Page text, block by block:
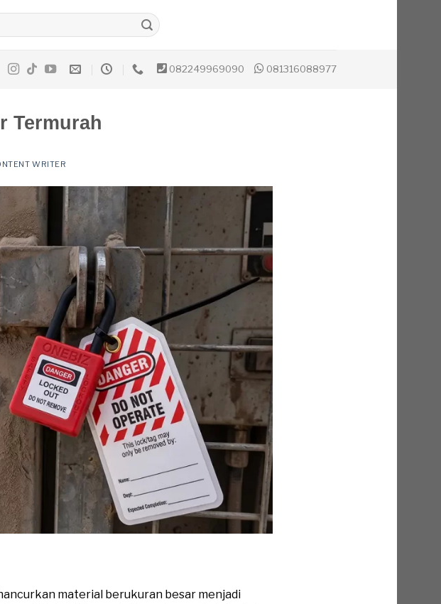
082249969090 081316088977
Termurah
WRITER
material berukuran besar menjadi